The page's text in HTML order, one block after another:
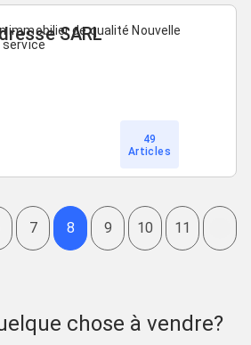
SARL
immobilier de qualité Nouvelle
service
49
Articles
7 8 9 10 11
chose à vendre?